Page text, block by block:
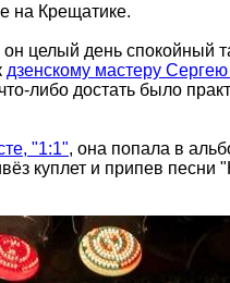
на Крещатике.
целый день спокойный
дзенскому мастеру Сергею
либо достать было
"1:1", она попала в
куплет и припев песни